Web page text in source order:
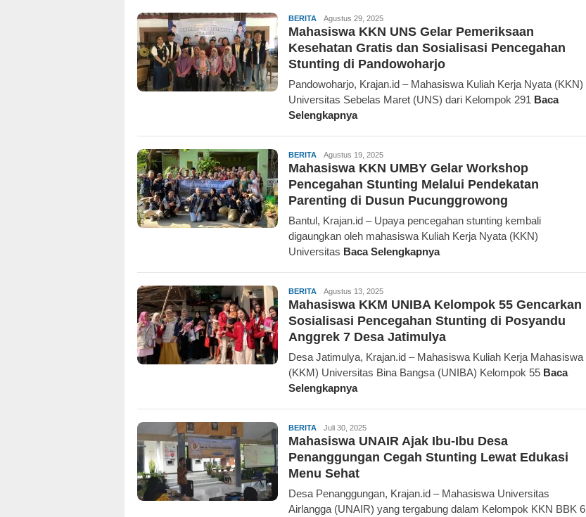
BERITA Krajan.id
Agustus 29, 2025
Mahasiswa KKN UNS Gelar Pemeriksaan
Kesehatan Gratis dan Sosialisasi Pencegahan
Stunting di Pandowoharjo
Pandowoharjo, Krajan.id – Mahasiswa Kuliah Kerja Nyata (KKN)
Universitas Sebelas Maret (UNS) dari Kelompok 291 Baca
Selengkapnya
BERITA Krajan.id
Agustus 19, 2025
Mahasiswa KKN UMBY Gelar Workshop
Pencegahan Stunting Melalui Pendekatan
Parenting di Dusun Pucunggrowong
Bantul, Krajan.id – Upaya pencegahan stunting kembali
digaungkan oleh mahasiswa Kuliah Kerja Nyata (KKN)
Universitas Baca Selengkapnya
BERITA Krajan.id
Agustus 13, 2025
Mahasiswa KKM UNIBA Kelompok 55 Gencarkan
Sosialisasi Pencegahan Stunting di Posyandu
Anggrek 7 Desa Jatimulya
Desa Jatimulya, Krajan.id – Mahasiswa Kuliah Kerja Mahasiswa
(KKM) Universitas Bina Bangsa (UNIBA) Kelompok 55 Baca
Selengkapnya
BERITA Krajan.id
Juli 30, 2025
Mahasiswa UNAIR Ajak Ibu-Ibu Desa
Penanggungan Cegah Stunting Lewat Edukasi
Menu Sehat
Desa Penanggungan, Krajan.id – Mahasiswa Universitas
Airlangga (UNAIR) yang tergabung dalam Kelompok KKN BBK 6